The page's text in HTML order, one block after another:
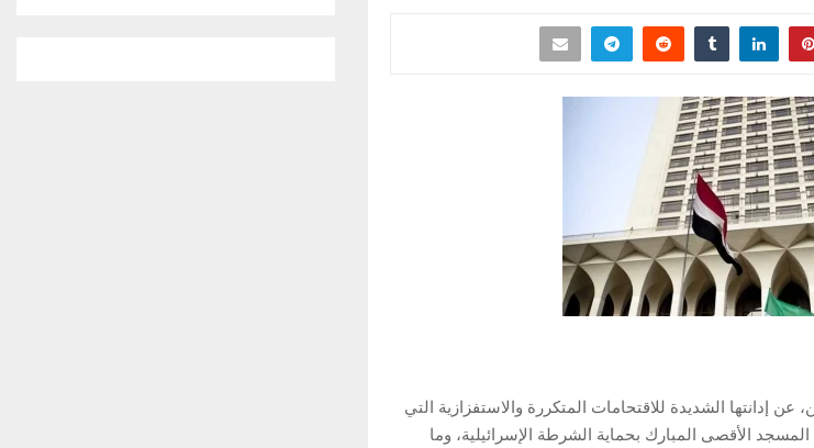
عن إدانتها الشديدة للاقتحامات المتكررة والاستفزازية التي
الأقصى المبارك بحماية الشرطة الإسرائيلية، وما